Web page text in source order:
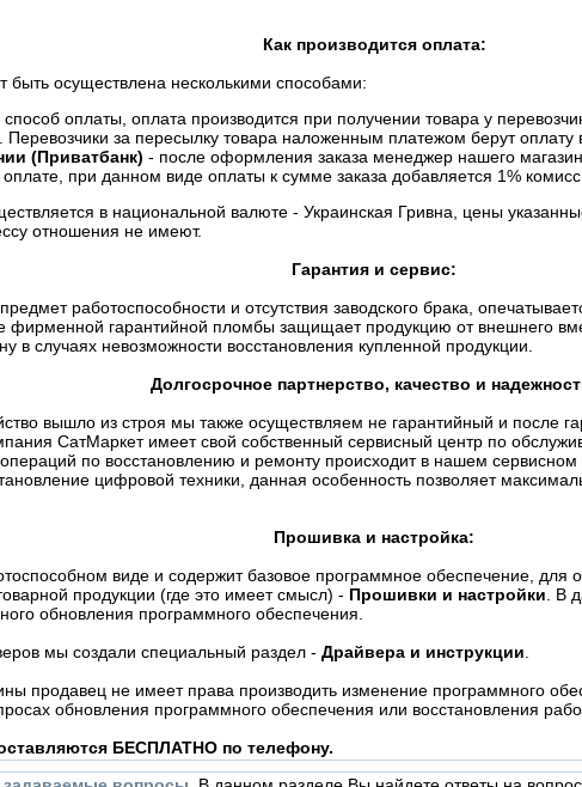
Как производится оплата:
быть осуществлена несколькими способами:
оплаты, оплата производится при получении товара у
Перевозчики за пересылку товара наложенным платежом берут оплату
(Приватбанк) - после оформления заказа менеджер нашего
при данном виде оплаты к сумме заказа добавляется 1%
в национальной валюте - Украинская Гривна, цены
отношения не имеют.
Гарантия и сервис:
работоспособности и отсутствия заводского брака,
гарантийной пломбы защищает продукцию от внешнего
в случаях невозможности восстановления купленной продукции.
Долгосрочное партнерство, качество и
вышло из строя мы также осуществляем не гарантийный и после
СатМаркет имеет свой собственный сервисный центр по
по восстановлению и ремонту происходит в нашем сервисном
цифровой техники, данная особенность позволяет
Прошивка и настройка:
виде и содержит базовое программное обеспечение, для
продукции (где это имеет смысл) - Прошивки и настройки . В
обновления программного обеспечения.
мы создали специальный раздел - Драйвера и инструкции
продавец не имеет права производить изменение программного
обновления программного обеспечения или восстановления
БЕСПЛАТНО по телефону.